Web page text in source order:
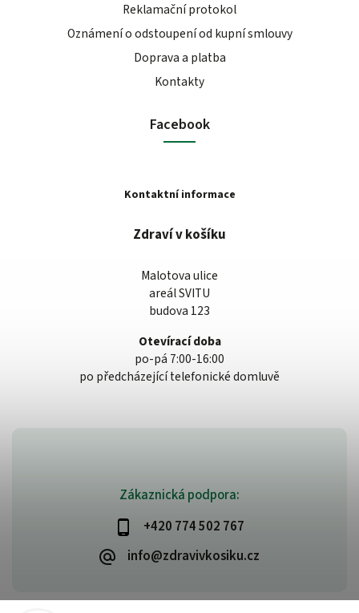
Zákaznická podpora:
+420 774 502 767
info@zdravivkosiku.cz
Reklamační protokol
Oznámení o odstoupení od kupní smlouvy
Doprava a platba
Kontakty
Facebook
Kontaktní informace
Zdraví v košíku
Malotova ulice
areál SVITU
budova 123
Otevírací doba
po-pá 7:00-16:00
po předcházející telefonické domluvě